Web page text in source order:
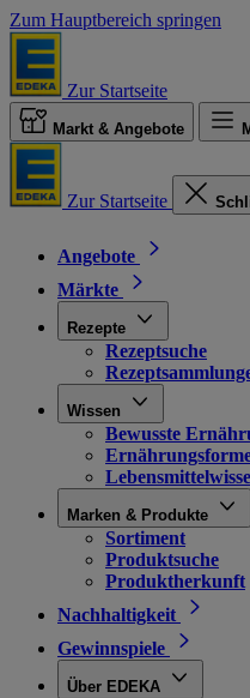
Zum Hauptbereich springen
Zur Startseite
Markt & Angebote
Zur Startseite
Angebote
Märkte
Rezepte
Rezeptsuche
Wissen
Bewusste
Marken & Produkte
Sortiment
Produktsuche
Produktherkunft
Nachhaltigkeit
Gewinnspiele
Über EDEKA